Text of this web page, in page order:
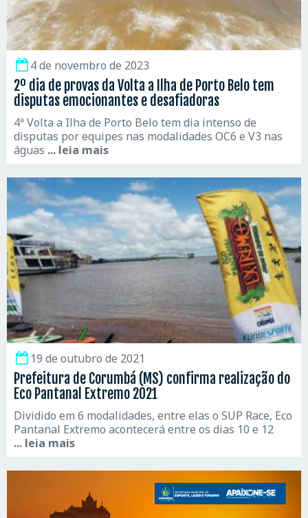
4 de novembro de 2023
2º dia de provas da Volta a Ilha de Porto Belo tem
disputas emocionantes e desafiadoras
4ª Volta a Ilha de Porto Belo tem dia intenso de
disputas por equipes nas modalidades OC6 e V3 nas
águas ... leia mais
19 de outubro de 2021
Prefeitura de Corumbá (MS) confirma realização do
Eco Pantanal Extremo 2021
Dividido em 6 modalidades, entre elas o SUP Race, Eco
Pantanal Extremo acontecerá entre os dias 10 e 12
... leia mais